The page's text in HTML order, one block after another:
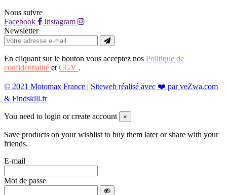
Nous suivre
Facebook
Instagram
Newsletter
En cliquant sur le bouton vous acceptez nos Politique de
confidentialité et CGV .
© 2021 Motomax France | Siteweb réalisé avec ❤️ par veZwa.com
& Findskill.fr
You need to login or create account ×
Save products on your wishlist to buy them later or share with your
friends.
E-mail
Mot de passe